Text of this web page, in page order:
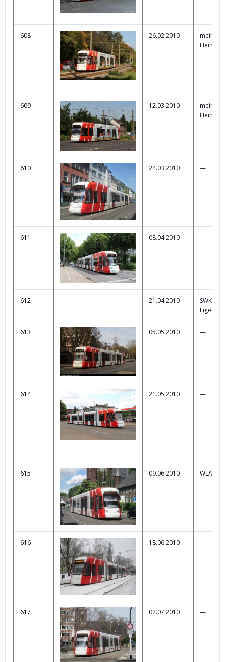
608 26.02.2010
mein
609 12.03.2010
mein
610 24.03.2010 —
611 08.04.2010 —
612 21.04.2010
SWK
613 05.05.2010 —
614 21.05.2010 —
615 09.06.2010 WLAN-
616 18.06.2010 —
617 02.07.2010 —